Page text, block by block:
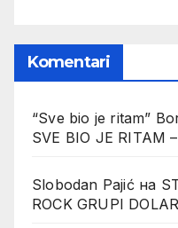
Komentari
“Sve bio je ritam”
SVE BIO JE RITAM
Slobodan Pajićна
ROCK GRUPI DOLAR